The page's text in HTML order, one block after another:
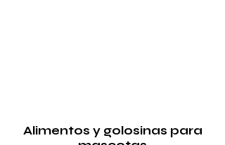
Alimentos y golosinas para